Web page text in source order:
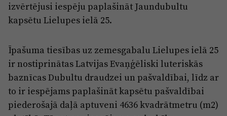
izvērtējusi iespēju paplašināt Jaundubultu
kapsētu Lielupes ielā 25.
Īpašuma tiesības uz zemesgabalu Lielupes ielā 25
ir nostiprinātas Latvijas Evaņģēliski luteriskās
baznīcas Dubultu draudzei un pašvaldībai, līdz ar
to ir iespējams paplašināt kapsētu pašvaldībai
piederošajā daļā aptuveni 4636 kvadrātmetru (m2)